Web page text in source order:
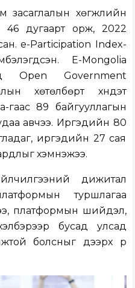
хөгжлийн
46 дугаарт орж, 2022
e-Participation Index-
Е-Mongolia
Open Government
хөтөлбөрт хүндэт
гаас 89 байгууллагын
авчээ. Иргэдийн 80
иргэдийн 27 сая
хэмнэжээ.
дижитал
туршлагаа
платформын шийдэл,
бусад улсад
болсныг дээрх үр